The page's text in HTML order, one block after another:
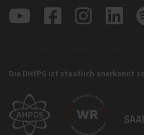
Die DHfPG ist staatlich anerkannt